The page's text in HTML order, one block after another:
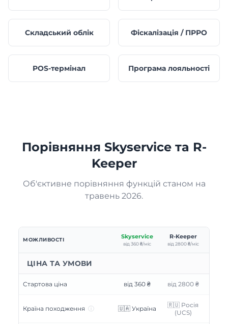
Складський облік Фіскалізація / ПРРО
POS-термінал Програма лояльності
Порівняння Skyservice та R-
Keeper
Об'єктивне порівняння функцій станом на
травень 2026.
МОЖЛИВОСТІ Skyservice
від 360 ₴/міс
R-Keeper
від 2800 ₴/міс
ЦІНА ТА УМОВИ
Стартова ціна від 360 ₴ від 2800 ₴
Країна походження ⓘ 🇺🇦 Україна
🇷🇺 Росія
(UCS)